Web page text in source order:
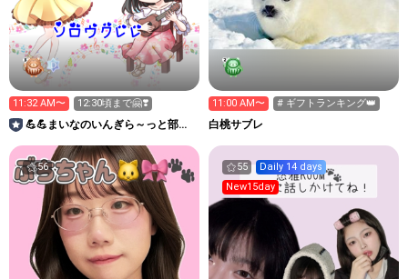
11:32 AM〜 12:30頃まで🤗❣️
💪💪まいなのいんぎら～っと部屋
11:00 AM〜 # ギフトランキング👑
白桃サブレ
56 55
Daily 14 days
New15day